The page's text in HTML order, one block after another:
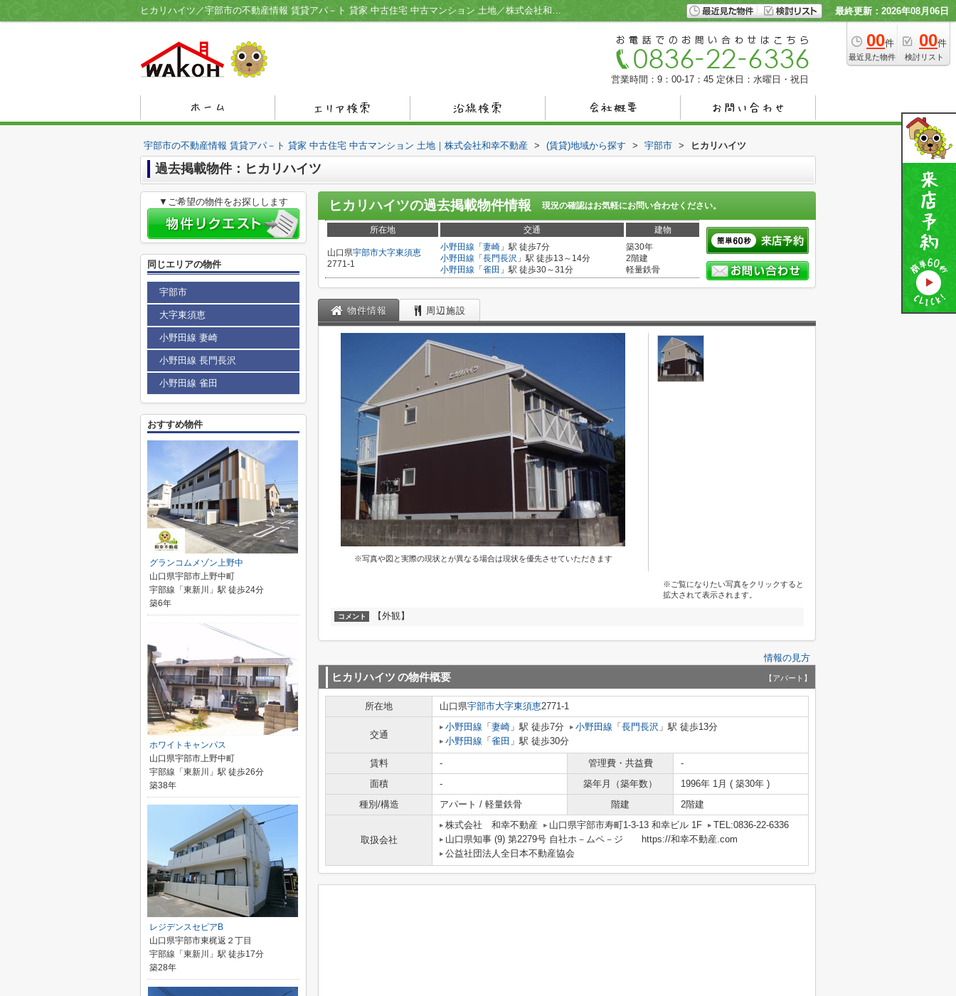
ヒカリハイツ／宇部市の不動産情報 賃貸アパ－ト 貸家 中古住宅 中古マンション 土地／株式会社和幸不動産 最終更新：2026年08月06日
00件
最近見た物件
00件
検討リスト
営業時間：9：00-17：45 定休日：水曜日・祝日
宇部市の不動産情報 賃貸アパ－ト 貸家 中古住宅 中古マンション 土地｜株式会社和幸不動産 > (賃貸)地域から探す > 宇部市 > ヒカリハイツ
過去掲載物件：ヒカリハイツ
ヒカリハイツの過去掲載物件情報 現況の確認はお気軽にお問い合わせください。
所在地 交通 建物
山口県宇部市大字東須恵
2771-1
小野田線 「 妻崎 」駅 徒歩7分
小野田線 「 長門長沢 」駅 徒歩13～14分
小野田線 「 雀田 」駅 徒歩30～31分
築30年
2階建
軽量鉄骨
物件情報 周辺施設
※写真や図と実際の現状とが異なる場合は現状を優先させていただきます
※ご覧になりたい写真をクリックすると
拡大されて表示されます。
コメント 【外観】
情報の見方
ヒカリハイツ の物件概要 【アパート】
所在地 山口県宇部市大字東須恵2771-1
交通
小野田線 「 妻崎 」駅 徒歩7分 小野田線 「 長門長沢 」駅 徒歩13分
小野田線 「 雀田 」駅 徒歩30分
賃料 - 管理費・共益費
-
面積
- 築年月（築年数）
1996年 1月 ( 築30年 )
種別/構造
アパート / 軽量鉄骨 階建 2階建
取扱会社
株式会社 和幸不動産 山口県宇部市寿町1-3-13 和幸ビル 1F
TEL:0836-22-6336
山口県知事 (9) 第2279号 自社ホ－ムペ－ジ https://和幸不動産.com
公益社団法人全日本不動産協会
▼ご希望の物件をお探しします
同じエリアの物件
宇部市
大字東須恵
小野田線 妻崎
小野田線 長門長沢
小野田線 雀田
おすすめ物件
グランコムメゾン上野中
山口県宇部市上野中町
宇部線「東新川」駅 徒歩24分
築6年
ホワイトキャンパス
山口県宇部市上野中町
宇部線「東新川」駅 徒歩26分
築38年
レジデンスセピアB
山口県宇部市東梶返２丁目
宇部線「東新川」駅 徒歩17分
築28年